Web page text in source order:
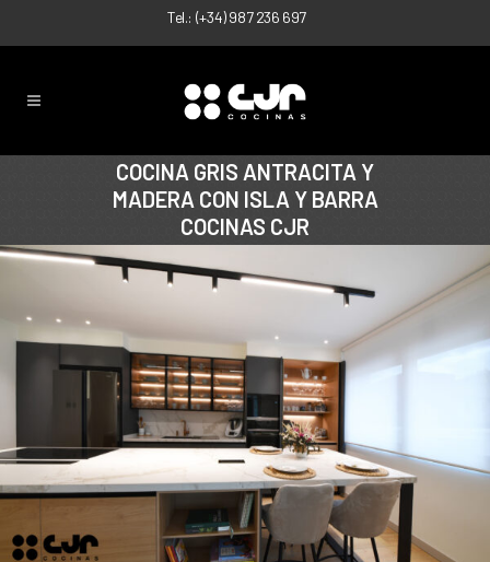
Tel.: (+34) 987 236 697
COCINA GRIS ANTRACITA Y
MADERA CON ISLA Y BARRA
COCINAS CJR